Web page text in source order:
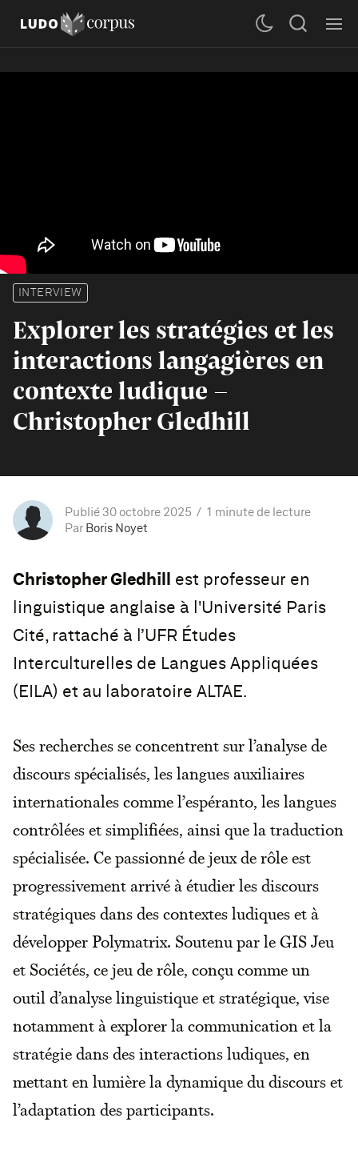
INTERVIEW
Explorer les stratégies et les
interactions langagières en
contexte ludique -
Christopher Gledhill
Publié 30 octobre 2025
1 minute de lecture
Par Boris Noyet
Christopher Gledhill
est professeur en
linguistique anglaise à l'Université Paris
Cité, rattaché à l’UFR Études
Interculturelles de Langues Appliquées
(EILA) et au laboratoire ALTAE.
Ses recherches se concentrent sur l’analyse de
discours spécialisés, les langues auxiliaires
internationales comme l’espéranto, les langues
contrôlées et simplifiées, ainsi que la traduction
spécialisée. Ce passionné de jeux de rôle est
progressivement arrivé à étudier les discours
stratégiques dans des contextes ludiques et à
développer Polymatrix. Soutenu par le GIS Jeu
et Sociétés, ce jeu de rôle, conçu comme un
outil d’analyse linguistique et stratégique, vise
notamment à explorer la communication et la
stratégie dans des interactions ludiques, en
mettant en lumière la dynamique du discours et
l’adaptation des participants.